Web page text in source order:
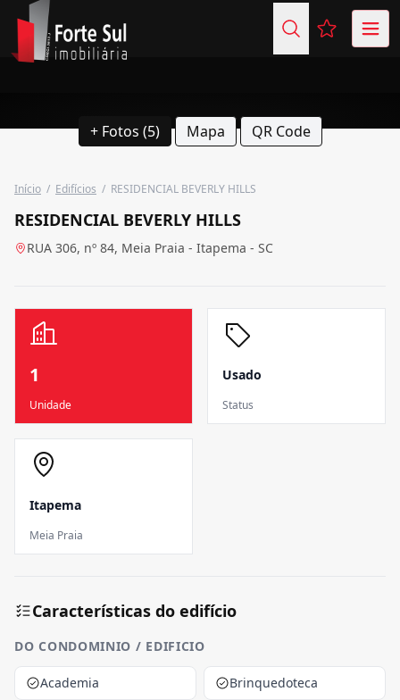
Favoritos
+ Fotos (5) Mapa QR Code
Início / Edifícios / RESIDENCIAL BEVERLY HILLS
RESIDENCIAL BEVERLY HILLS
RUA 306, nº 84, Meia Praia - Itapema - SC
1
Unidade
Usado
Status
Itapema
Meia Praia
Características do edifício
DO CONDOMINIO / EDIFICIO
Academia Brinquedoteca